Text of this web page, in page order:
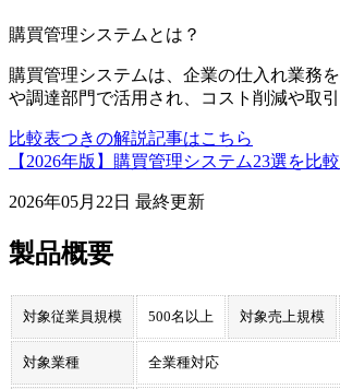
購買管理システム とは？
購買管理システムは、企業の仕入れ業務
や調達部門で活用され、コスト削減や取
比較表つきの解説記事はこちら
【2026年版】購買管理システム23選を比
2026年05月22日 最終更新
製品概要
対象従業員規模 500名以上 対象売上規模
対象業種 全業種対応